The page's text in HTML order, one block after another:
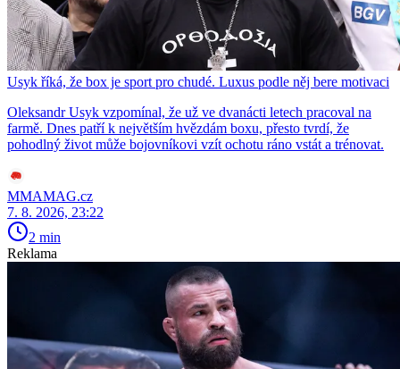
Usyk říká, že box je sport pro chudé. Luxus podle něj bere motivaci
Oleksandr Usyk vzpomínal, že už ve dvanácti letech pracoval na
farmě. Dnes patří k největším hvězdám boxu, přesto tvrdí, že
pohodlný život může bojovníkovi vzít ochotu ráno vstát a trénovat.
MMAMAG.cz
7. 8. 2026, 23:22
2 min
Reklama